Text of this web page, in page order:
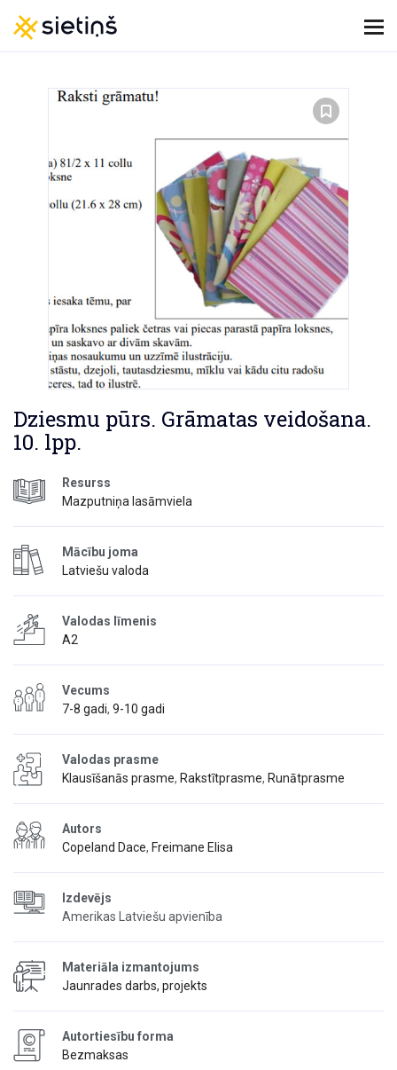
Dziesmu pūrs. Grāmatas veidošana.
10. lpp.
Resurss
Mazputniņa lasāmviela
Mācību joma
Latviešu valoda
Valodas līmenis
A2
Vecums
7-8 gadi, 9-10 gadi
Valodas prasme
Klausīšanās prasme, Rakstītprasme, Runātprasme
Autors
Copeland Dace, Freimane Elisa
Izdevējs
Amerikas Latviešu apvienība
Materiāla izmantojums
Jaunrades darbs, projekts
Autortiesību forma
Bezmaksas